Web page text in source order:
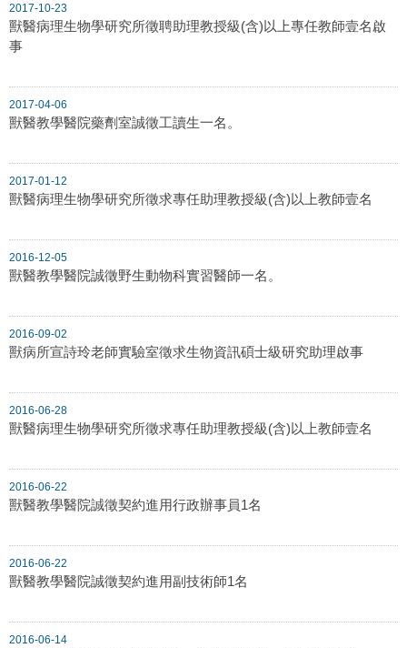
2017-10-23
獸醫病理生物學研究所徵聘助理教授級(含)以上專任教師壹名啟
事
2017-04-06
獸醫教學醫院藥劑室誠徵工讀生一名。
2017-01-12
獸醫病理生物學研究所徵求專任助理教授級(含)以上教師壹名
2016-12-05
獸醫教學醫院誠徵野生動物科實習醫師一名。
2016-09-02
獸病所宣詩玲老師實驗室徵求生物資訊碩士級研究助理啟事
2016-06-28
獸醫病理生物學研究所徵求專任助理教授級(含)以上教師壹名
2016-06-22
獸醫教學醫院誠徵契約進用行政辦事員1名
2016-06-22
獸醫教學醫院誠徵契約進用副技術師1名
2016-06-14